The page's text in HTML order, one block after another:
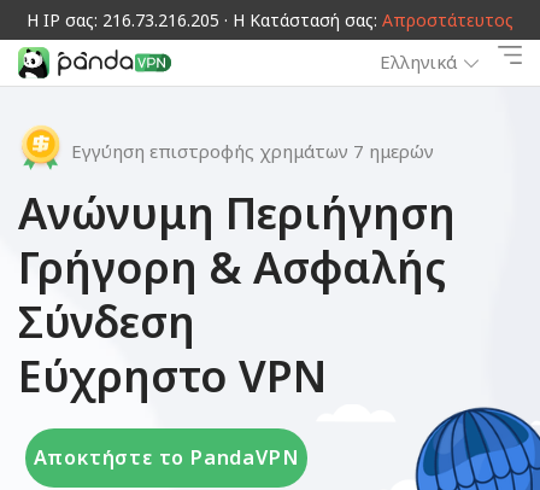
Η IP σας: 216.73.216.205 · Η Κατάστασή σας: Απροστάτευτος
Ελληνικά
Εγγύηση επιστροφής χρημάτων 7 ημερών
Ανώνυμη Περιήγηση
Γρήγορη & Ασφαλής
Σύνδεση
Εύχρηστο VPN
Αποκτήστε το PandaVPN